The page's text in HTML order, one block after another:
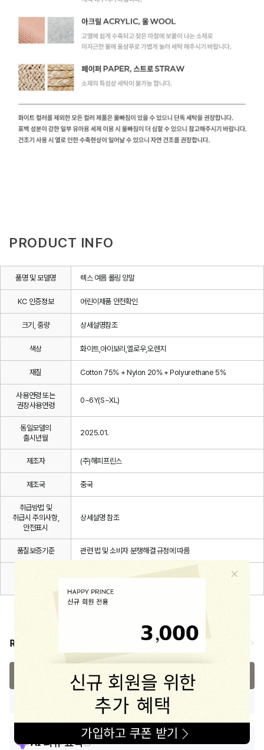
PRODUCT INFO
품명 및 모델명 렉스 여름 롤링 양말
KC 인증정보 어린이제품 안전확인
크기, 중량 상세설명참조
색상 화이트,아이보리,옐로우,오렌지
재질 Cotton 75% + Nylon 20% + Polyurethane 5%
사용연령 또는
권장사용연령
0~6Y(S~XL)
동일모델의
출시년월
2025.01.
제조자 (주)해피프린스
제조국 중국
취급방법 및
취급시 주의사항,
안전표시
상세설명 참조
품질보증기준 관련 법 및 소비자 분쟁해결 규정에 따름
해피프린스/1668-1570